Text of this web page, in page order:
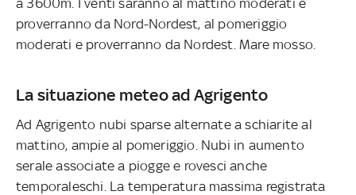
proverranno da Nord-Nordest, al pomeriggio
moderati e proverranno da Nordest. Mare mosso.
La situazione meteo ad Agrigento
Ad Agrigento nubi sparse alternate a schiarite al
mattino, ampie al pomeriggio. Nubi in aumento
serale associate a piogge e rovesci anche
temporaleschi. La temperatura massima registrata